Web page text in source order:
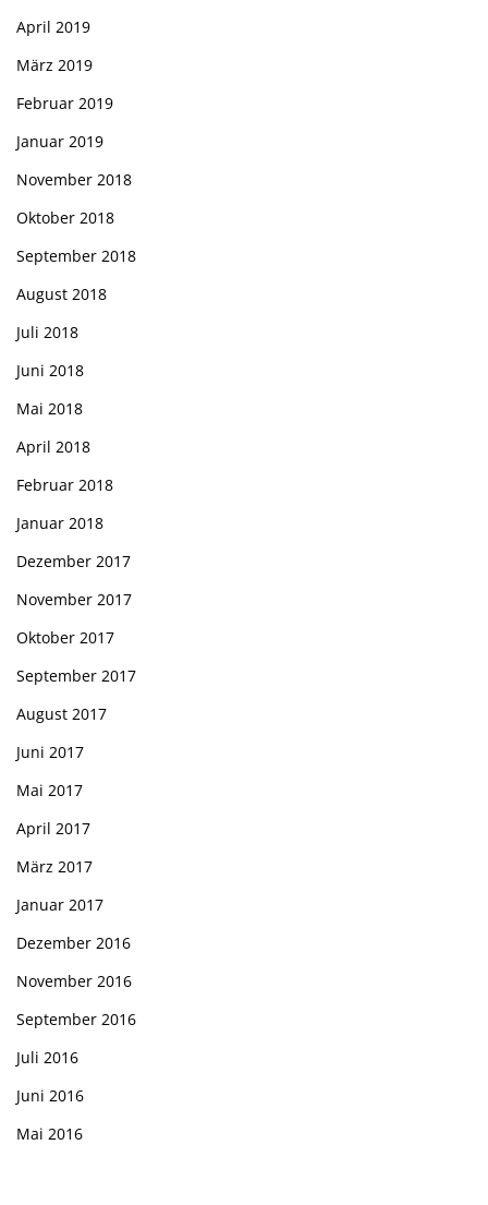
April 2019
März 2019
Februar 2019
Januar 2019
November 2018
Oktober 2018
September 2018
August 2018
Juli 2018
Juni 2018
Mai 2018
April 2018
Februar 2018
Januar 2018
Dezember 2017
November 2017
Oktober 2017
September 2017
August 2017
Juni 2017
Mai 2017
April 2017
März 2017
Januar 2017
Dezember 2016
November 2016
September 2016
Juli 2016
Juni 2016
Mai 2016